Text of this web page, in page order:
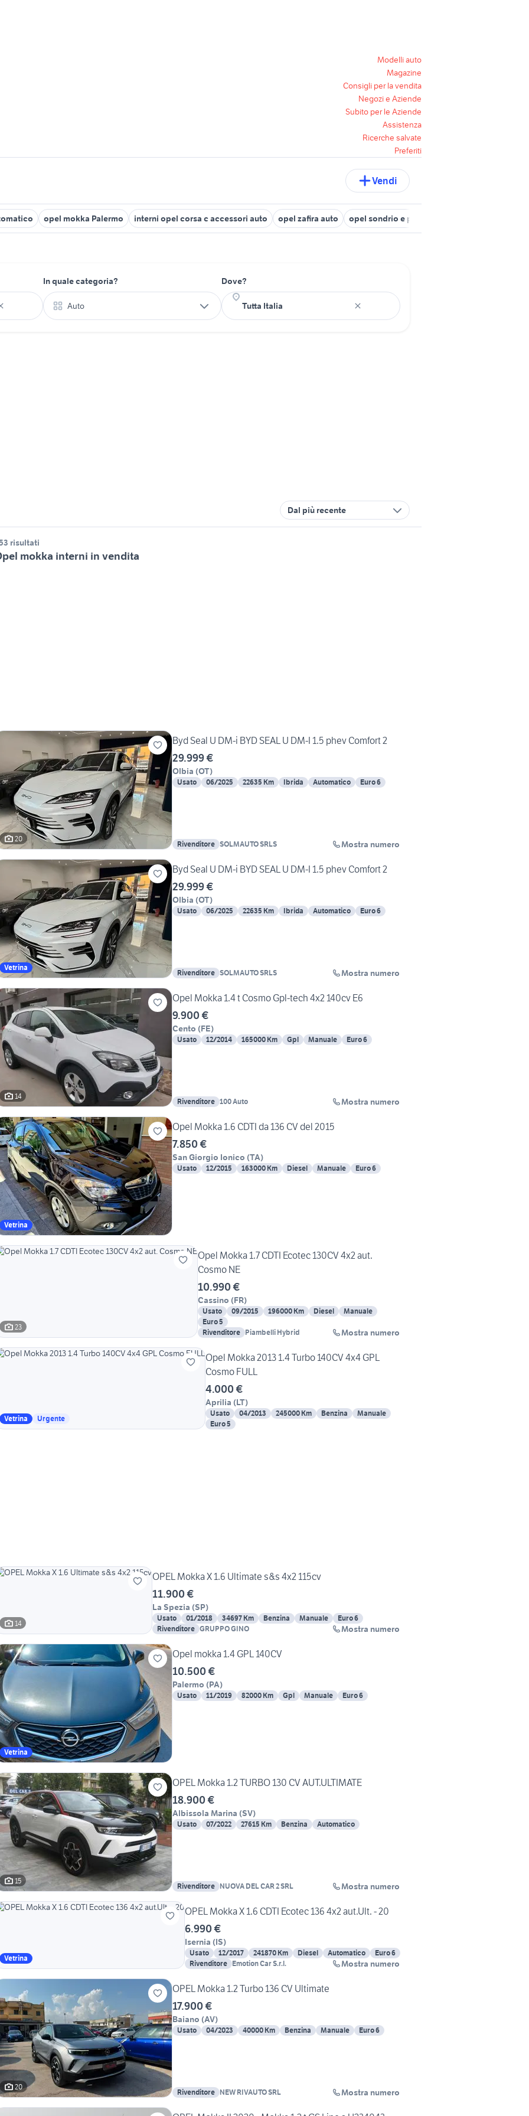
Modelli auto
Magazine
Consigli per la vendita
Negozi e Aziende
Subito per le Aziende
Assistenza
Ricerche salvate
Preferiti
Vendi
opel mokka Palermo interni opel corsa c accessori auto opel zafira auto opel sondrio e provincia
In quale categoria?
Auto
Dove?
Dal più recente
risultati
mokka interni in vendita
20
Byd Seal U DM-i BYD SEAL U DM-I 1.5 phev Comfort 2
29.999 €
Olbia (OT)
Usato 06/2025 22635 Km Ibrida Automatico Euro 6
Rivenditore SOLMAUTO SRLS Mostra numero
Vetrina
Byd Seal U DM-i BYD SEAL U DM-I 1.5 phev Comfort 2
29.999 €
Olbia (OT)
Usato 06/2025 22635 Km Ibrida Automatico Euro 6
Rivenditore SOLMAUTO SRLS Mostra numero
14
Opel Mokka 1.4 t Cosmo Gpl-tech 4x2 140cv E6
9.900 €
Cento (FE)
Usato 12/2014 165000 Km Gpl Manuale Euro 6
Rivenditore 100 Auto Mostra numero
Vetrina
Opel Mokka 1.6 CDTI da 136 CV del 2015
7.850 €
San Giorgio Ionico (TA)
Usato 12/2015 163000 Km Diesel Manuale Euro 6
23
Opel Mokka 1.7 CDTI Ecotec 130CV 4x2 aut.
Cosmo NE
10.990 €
Cassino (FR)
Usato 09/2015 196000 Km Diesel
Manuale
Euro 5
Rivenditore Piambelli Hybrid Mostra numero
Vetrina Urgente
Opel Mokka 2013 1.4 Turbo 140CV 4x4 GPL
Cosmo FULL
4.000 €
Aprilia (LT)
Usato 04/2013 245000 Km Benzina
Manuale
Euro 5
14
OPEL Mokka X 1.6 Ultimate s&s 4x2 115cv
11.900 €
La Spezia (SP)
Usato 01/2018 34697 Km Benzina Manuale
Euro 6
Rivenditore GRUPPO GINO Mostra numero
Vetrina
Opel mokka 1.4 GPL 140CV
10.500 €
Palermo (PA)
Usato 11/2019 82000 Km Gpl Manuale Euro 6
15
OPEL Mokka 1.2 TURBO 130 CV AUT.ULTIMATE
18.900 €
Albissola Marina (SV)
Usato 07/2022 27615 Km Benzina Automatico
Rivenditore NUOVA DEL CAR 2 SRL Mostra numero
Vetrina
OPEL Mokka X 1.6 CDTI Ecotec 136 4x2 aut.Ult. - 20
6.990 €
Isernia (IS)
Usato 12/2017 241870 Km Diesel Automatico
Euro 6
Rivenditore Emotion Car S.r.l. Mostra numero
20
OPEL Mokka 1.2 Turbo 136 CV Ultimate
17.900 €
Baiano (AV)
Usato 04/2023 40000 Km Benzina Manuale Euro 6
Rivenditore NEW RIVAUTO SRL Mostra numero